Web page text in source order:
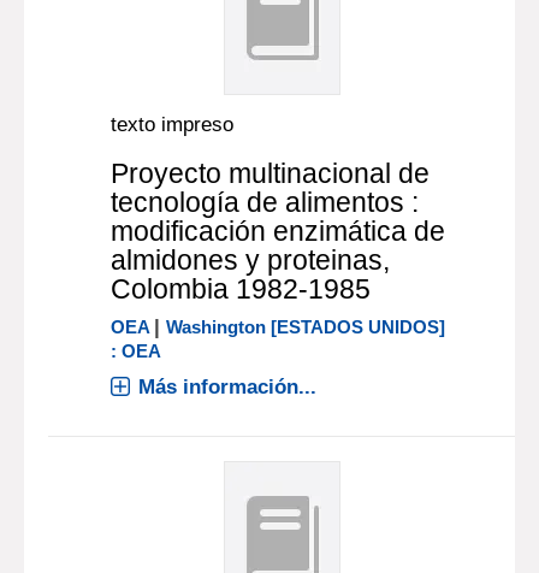
texto impreso
Proyecto multinacional de
tecnología de alimentos :
modificación enzimática de
almidones y proteinas,
Colombia 1982-1985
OEA |Washington [ESTADOS UNIDOS]
: OEA
Más información...